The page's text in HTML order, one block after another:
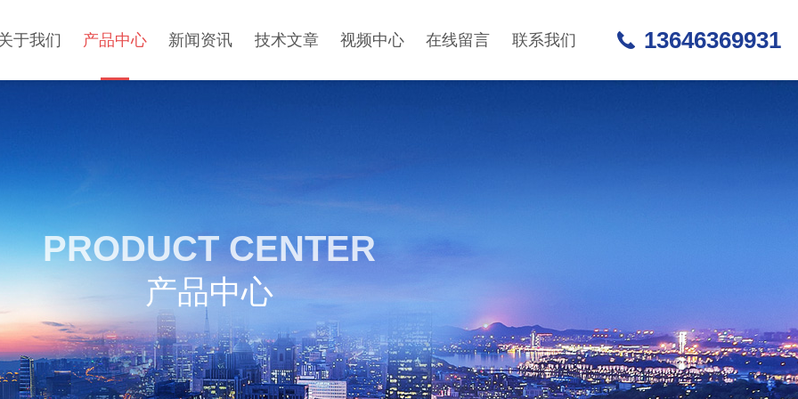
于我们 产品中心 新闻资讯 技术文章 视频中心 在线留言 联系我们 13646369931
PRODUCT CENTER
产品中心